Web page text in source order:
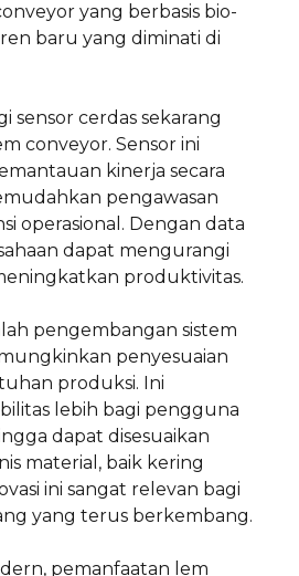
yang berbasis bio-
baru yang diminati di
sensor cerdas sekarang
conveyor. Sensor ini
kinerja secara
pengawasan
operasional. Dengan data
dapat mengurangi
produktivitas.
pengembangan sistem
penyesuaian
produksi. Ini
lebih bagi pengguna
dapat disesuaikan
material, baik kering
ini sangat relevan bagi
yang terus berkembang.
pemanfaatan lem